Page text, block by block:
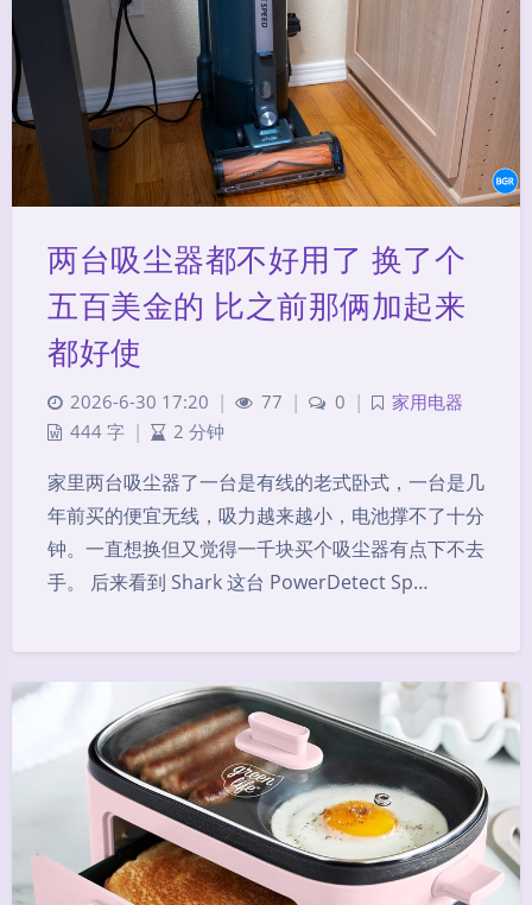
两台吸尘器都不好用了 换了个
五百美金的 比之前那俩加起来
都好使
2026-6-30 17:20 | 77 | 0 |
家用电器
444 字 | 2 分钟
家里两台吸尘器了一台是有线的老式卧式，一台是几
年前买的便宜无线，吸力越来越小，电池撑不了十分
钟。一直想换但又觉得一千块买个吸尘器有点下不去
手。 后来看到 Shark 这台 PowerDetect Sp…